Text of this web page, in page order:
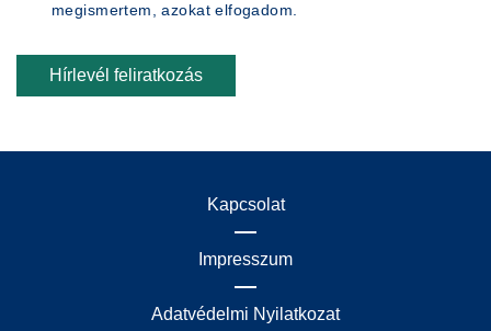
megismertem, azokat elfogadom.
Hírlevél feliratkozás
Kapcsolat
Impresszum
Adatvédelmi Nyilatkozat